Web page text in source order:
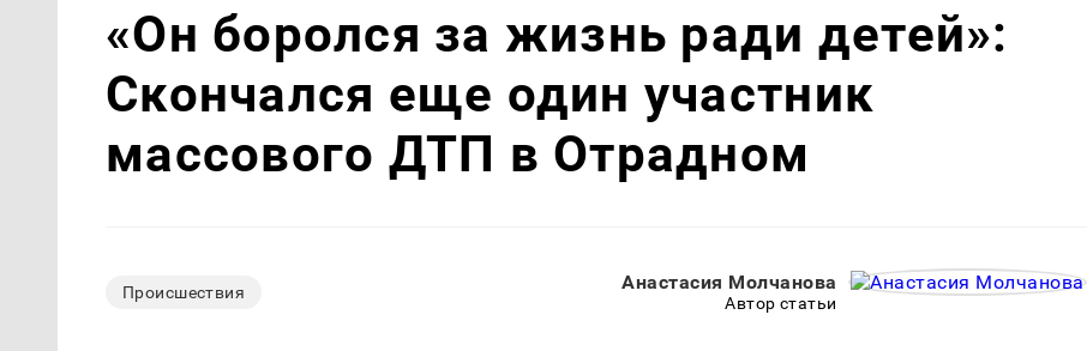
«Он боролся за жизнь ради детей»:
Скончался еще один участник
массового ДТП в Отрадном
Происшествия Анастасия Молчанова
Автор статьи